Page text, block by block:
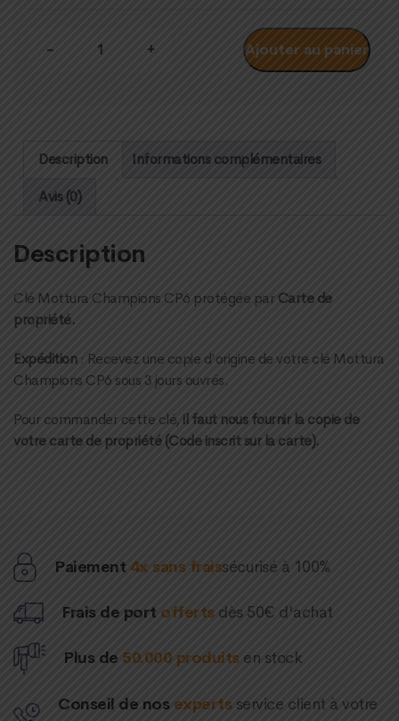
Quantité Ajouter au panier
Description
Informations complémentaires
Avis (0)
Description
Clé Mottura Champions CP6 protégée parCarte de
propriété.
Expédition : Recevez une copie d’origine de votre clé Mottura
Champions CP6 sous 3 jours ouvrés.
Pour commander cette clé, il faut nous fournir la copie de
votre carte de propriété (Code inscrit sur la carte).
Paiement 4x sans fraissécurisé à 100%
Frais de port offerts dès 50€ d'achat
Plus de 50.000 produits en stock
Conseil de nos experts service client à votre